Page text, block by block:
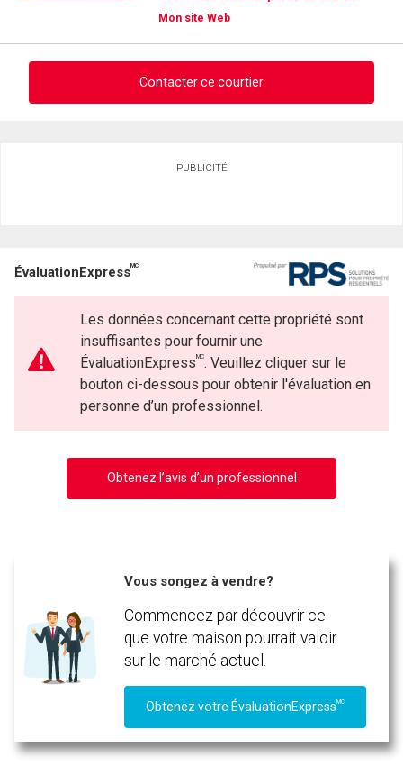
Mon site Web
Contacter ce courtier
Téléphone
(Optionnel)
vous nous fournissez l'autorisation écrite de communiquer avec vous.
PUBLICITÉ
ÉvaluationExpressMC
Les données concernant cette propriété sont
insuffisantes pour fournir une
ÉvaluationExpressMC. Veuillez cliquer sur le
bouton ci-dessous pour obtenir l'évaluation en
personne d’un professionnel.
Obtenez l’avis d’un professionnel
Vous songez à vendre?
Commencez par découvrir ce
que votre maison pourrait valoir
sur le marché actuel.
Obtenez votre ÉvaluationExpressMC